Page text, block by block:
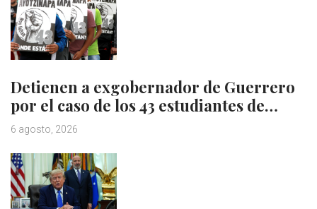
Detienen a exgobernador de Guerrero
por el caso de los 43 estudiantes de…
6 agosto, 2026